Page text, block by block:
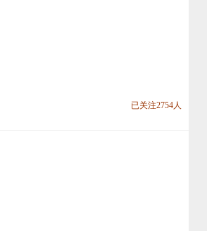
已关注2754人